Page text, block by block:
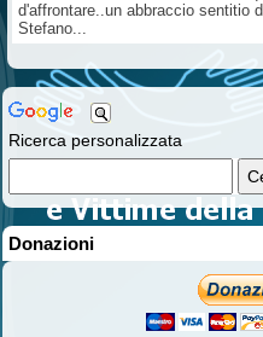
Ricerca personalizzata
Donazioni
d'affrontare..un abbraccio sentitio
Stefano...